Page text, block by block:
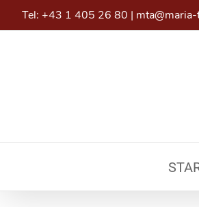
Tel: +43 1 405 26 80 |